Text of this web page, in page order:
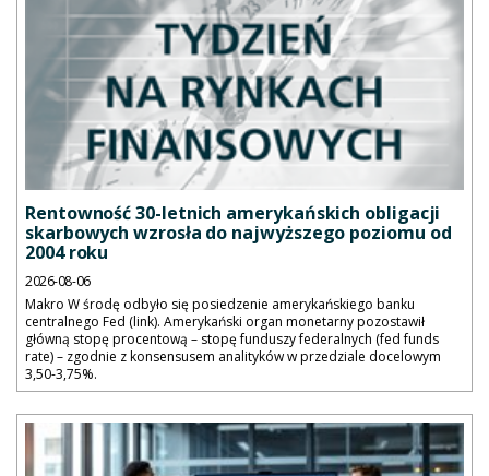
Rentowność 30-letnich amerykańskich obligacji
skarbowych wzrosła do najwyższego poziomu od
2004 roku
2026-08-06
Makro W środę odbyło się posiedzenie amerykańskiego banku
centralnego Fed (link). Amerykański organ monetarny pozostawił
główną stopę procentową – stopę funduszy federalnych (fed funds
rate) – zgodnie z konsensusem analityków w przedziale docelowym
3,50-3,75%.